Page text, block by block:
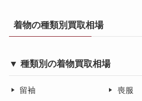
着物の種類別買取相場
▼ 種類別の着物買取相場
留袖 喪服